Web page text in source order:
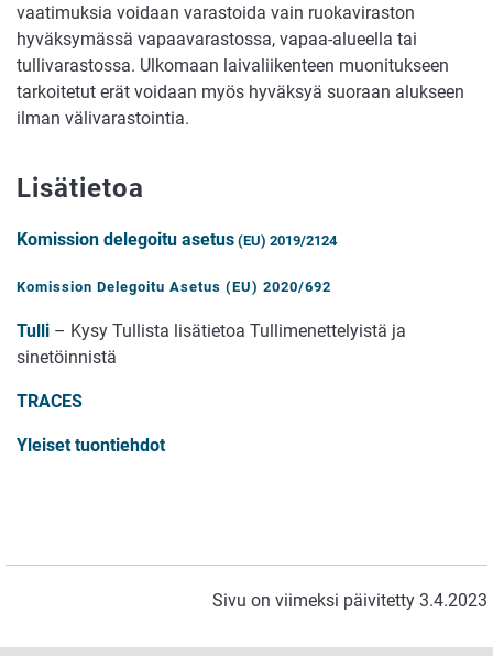
vaatimuksia voidaan varastoida vain ruokaviraston
hyväksymässä vapaavarastossa, vapaa-alueella tai
tullivarastossa. Ulkomaan laivaliikenteen muonitukseen
tarkoitetut erät voidaan myös hyväksyä suoraan alukseen
ilman välivarastointia.
Lisätietoa
Komission delegoitu asetus (EU) 2019/2124
Komission Delegoitu Asetus (EU) 2020/692
Tulli – Kysy Tullista lisätietoa Tullimenettelyistä ja
sinetöinnistä
TRACES
Yleiset tuontiehdot
Sivu on viimeksi päivitetty 3.4.2023